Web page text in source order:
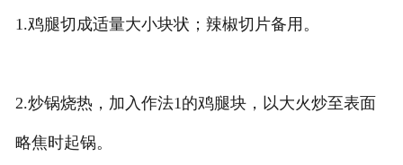
English
1.鸡腿切成适量大小块状；辣椒切片备用。
2.炒锅烧热，加入作法1的鸡腿块，以大火炒至表面
略焦时起锅。